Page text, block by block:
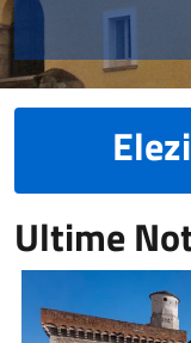
Ultime